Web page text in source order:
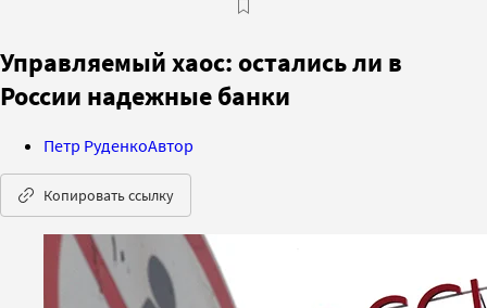
Управляемый хаос: остались ли в
России надежные банки
Петр РуденкоАвтор
Копировать ссылку